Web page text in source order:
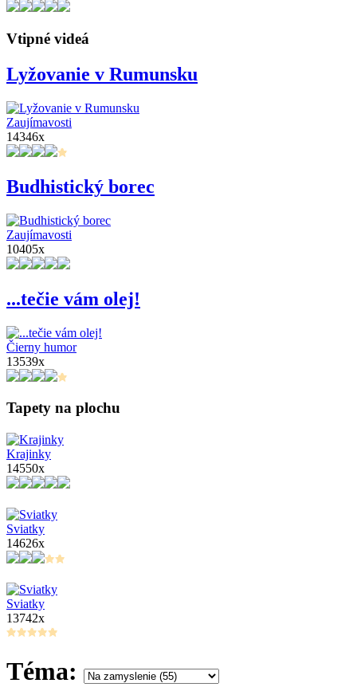
Vtipné videá
Lyžovanie v Rumunsku
Zaujímavosti
14346x
Budhistický borec
Zaujímavosti
10405x
...tečie vám olej!
Čierny humor
13539x
Tapety na plochu
Krajinky
14550x
Sviatky
14626x
Sviatky
13742x
Téma: